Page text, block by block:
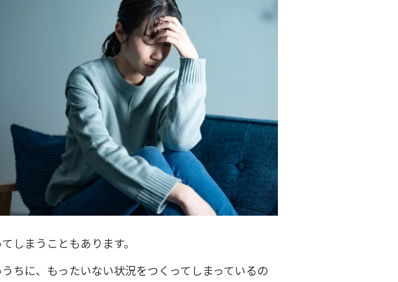
しまうこともあります。
ちに、もったいない状況をつくってしまっているの